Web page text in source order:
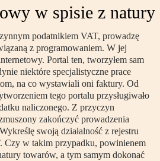
w spisie z natury
podatnikiem VAT, prowadzę
z programowaniem. W jej
Portal ten, tworzyłem sam
niektóre specjalistyczne prace
na co wystawiali oni faktury. Od
tego portalu przysługiwało
naliczonego. Z przyczyn
zakończyć prowadzenia
swoją działalność z rejestru
w takim przypadku, powinienem
towarów, a tym samym dokonać